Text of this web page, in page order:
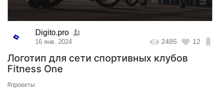
Digito.pro
16 янв. 2024 2485 12
Логотип для сети спортивных клубов
Fitness One
#проекты